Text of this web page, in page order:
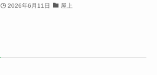
2026年6月11日 屋上